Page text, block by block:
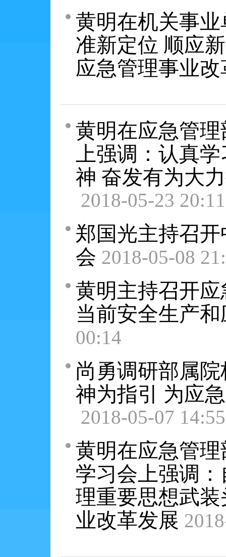
黄明在机关事
准新定位 顺应
应急管理事业
黄明在应急管
上强调：认真
神 奋发有为大
2018-05-23 20:11
郑国光主持召
会 2018-05-08
黄明主持召开
当前安全生产
00:14
尚勇调研部属
神为指引 为应
2018-05-07 14:55
黄明在应急管
学习会上强调
理重要思想武
业改革发展